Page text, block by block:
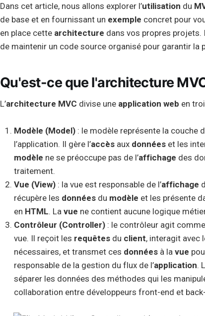
Dans cet article, nous allons explorer l’utilisation du
de base et en fournissant un exemple concret pour
en place cette architecture dans vos propres
de maintenir un code source organisé pour garantir
Qu'est-ce que l'architecture
L’architecture MVC divise une application web en
Modèle (Model) : le modèle représente la couche
l’application. Il gère l’accès aux données et les
modèle ne se préoccupe pas de l’affichage des
traitement.
Vue (View) : la vue est responsable de l’affichage
récupère les données du modèle et les présente
en HTML. La vue ne contient aucune logique
Contrôleur (Controller) : le contrôleur agit
vue. Il reçoit les requêtes du client, interagit avec
nécessaires, et transmet ces données à la vue
responsable de la gestion du flux de l’application.
séparer les données des méthodes qui les
collaboration entre développeurs front-end et